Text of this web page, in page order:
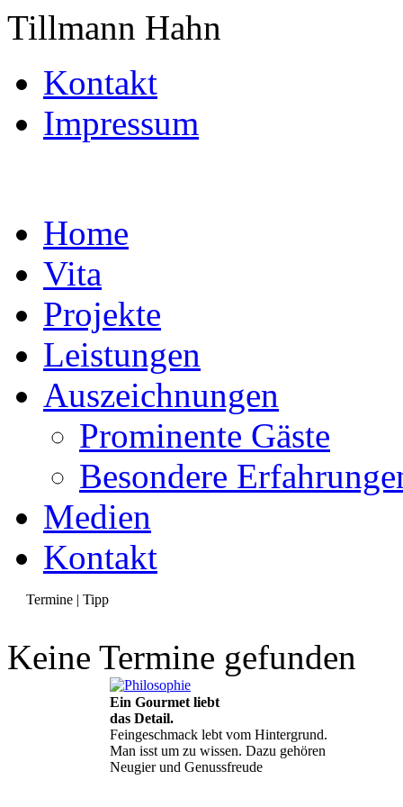
Tillmann Hahn
Kontakt
Impressum
Home
Vita
Projekte
Leistungen
Auszeichnungen
Prominente Gäste
Besondere
Medien
Kontakt
Termine | Tipp
Keine Termine gefunden
Ein Gourmet liebt
das Detail.
Feingeschmack lebt vom Hintergrund.
Man isst um zu wissen. Dazu gehören
Neugier und Genussfreude